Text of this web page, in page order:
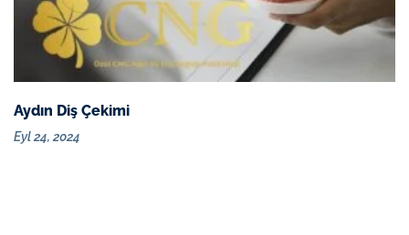
Aydın Diş Çekimi
Eyl 24, 2024